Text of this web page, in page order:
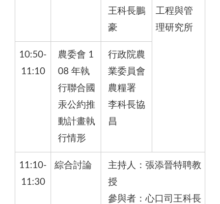
王科長鵬
豪
工程與管
理研究所
10:50-
11:10
農委會 1
08 年執
行聯合國
汞公約推
動計畫執
行情形
行政院農
業委員會
農糧署
李科長協
昌
11:10-
11:30
綜合討論
主持人：張添晉特聘教
授
參與者：心口司王科長